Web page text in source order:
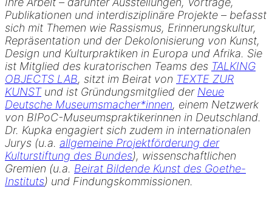
Publikationen und interdisziplinäre Projekte – befasst
sich mit Themen wie Rassismus, Erinnerungskultur,
Repräsentation und der Dekolonisierung von Kunst,
Design und Kulturpraktiken in Europa und Afrika. Sie
ist Mitglied des kuratorischen Teams des TALKING
OBJECTS LAB, sitzt im Beirat von TEXTE ZUR
KUNSTund ist Gründungsmitglied der Neue
Deutsche Museumsmacher*innen, einem Netzwerk
von BIPoC-Museumspraktikerinnen in Deutschland.
Dr. Kupka engagiert sich zudem in internationalen
Jurys (u.a. allgemeine Projektförderung der
Kulturstiftung des Bundes), wissenschaftlichen
Gremien (u.a. Beirat Bildende Kunst des Goethe-
Instituts) und Findungskommissionen.